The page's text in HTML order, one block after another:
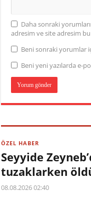
Daha sonraki
adresim ve site adresim
Beni sonraki yorumlar
Beni yeni yazılarda e-
ÖZEL HABER
Seyyide
tuzaklarken
08.08.2026 02:40